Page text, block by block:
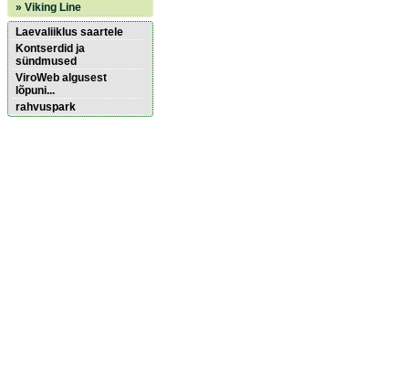
» Viking Line
Laevaliiklus saartele
Kontserdid ja
sündmused
ViroWeb algusest
lõpuni...
rahvuspark